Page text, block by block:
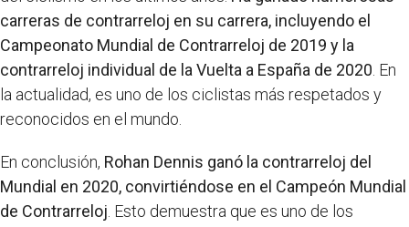
carreras de contrarreloj en su carrera, incluyendo el
Campeonato Mundial de Contrarreloj de 2019 y la
contrarreloj individual de la Vuelta a España de 2020 . En
la actualidad, es uno de los ciclistas más respetados y
reconocidos en el mundo.
En conclusión, Rohan Dennis ganó la contrarreloj del
Mundial en 2020, convirtiéndose en el Campeón Mundial
de Contrarreloj . Esto demuestra que es uno de los